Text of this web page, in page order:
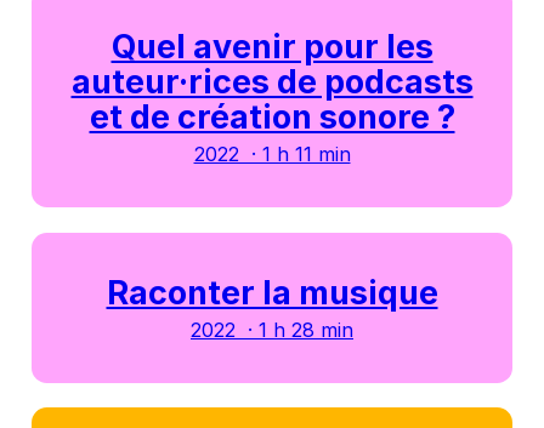
Quel avenir pour les
auteur·rices de podcasts
et de création sonore ?
2022 · 1 h 11 min
Raconter la musique
2022 · 1 h 28 min